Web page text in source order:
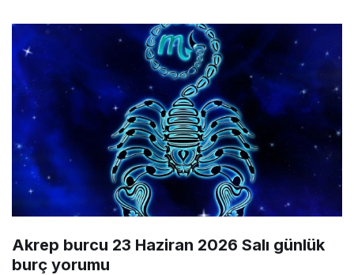
Akrep burcu 23 Haziran 2026 Salı günlük
burç yorumu